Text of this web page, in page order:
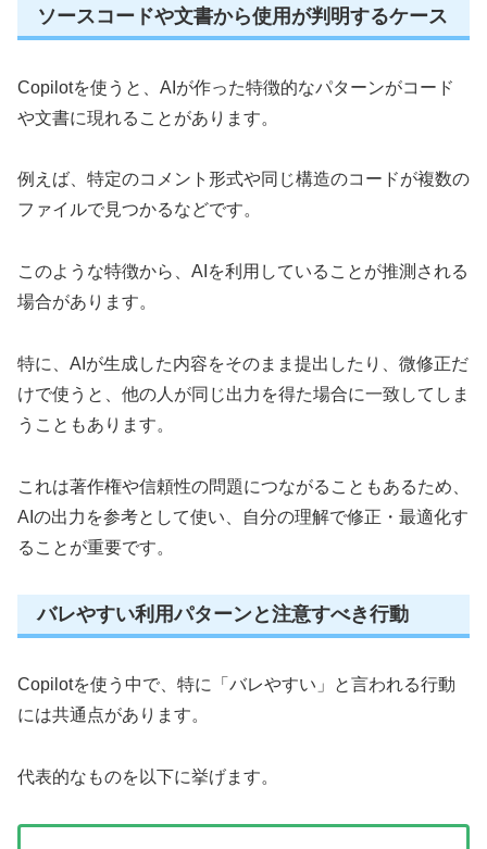
ソースコードや文書から使用が判明するケース
Copilotを使うと、AIが作った特徴的なパターンがコード
や文書に現れることがあります。
例えば、特定のコメント形式や同じ構造のコードが複数の
ファイルで見つかるなどです。
このような特徴から、AIを利用していることが推測される
場合があります。
特に、AIが生成した内容をそのまま提出したり、微修正だ
けで使うと、他の人が同じ出力を得た場合に一致してしま
うこともあります。
これは著作権や信頼性の問題につながることもあるため、
AIの出力を参考として使い、自分の理解で修正・最適化す
ることが重要です。
バレやすい利用パターンと注意すべき行動
Copilotを使う中で、特に「バレやすい」と言われる行動
には共通点があります。
代表的なものを以下に挙げます。